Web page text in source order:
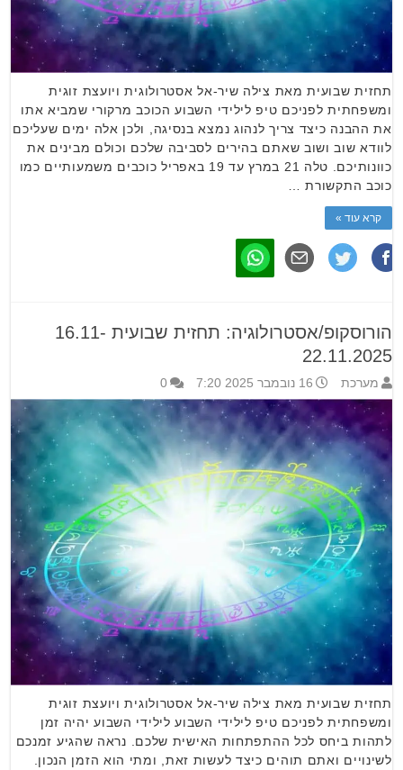
תחזית שבועית מאת צילה שיר-אל אסטרולוגית ויועצת זוגית
ומשפחתית לפניכם טיפ לילידי השבוע הכוכב מרקורי שמביא אתו
את ההבנה כיצד צריך לנהוג נמצא בנסיגה, ולכן אלה ימים שעליכם
לוודא שוב ושוב שאתם בהירים לסביבה שלכם וכולם מבינים את
כוונותיכם. טלה 21 במרץ עד 19 באפריל כוכבים משמעותיים כמו
כוכב התקשורת …
קרא עוד »
הורוסקופ/אסטרולוגיה: תחזית שבועית 16.11-
22.11.2025
מערכת 16 נובמבר 2025 7:20 0
תחזית שבועית מאת צילה שיר-אל אסטרולוגית ויועצת זוגית
ומשפחתית לפניכם טיפ לילידי השבוע לילידי השבוע יהיה זמן
לתהות ביחס לכל ההתפתחות האישית שלכם. נראה שהגיע זמנכם
לשינויים ואתם תוהים כיצד לעשות זאת, ומתי הוא הזמן הנכון.